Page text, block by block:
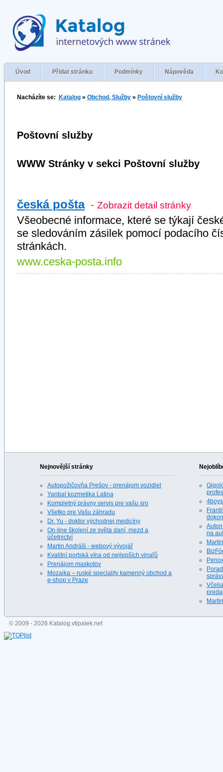
Úvod Přidat stránku Podmínky Nápověda
Nacházíte se: Katalog » Obchod, Služby » Poštovní služby
Poštovní služby
WWW Stránky v sekci Poštovní služby
česká pošta - Zobrazit detail stránky
Všeobecné informace, které se týkají
se sledováním zásilek pomocí podacího
stránkách.
www.ceska-posta.info
Nejnovější stránky
Autopožičovňa Prešov - prenájom vozidiel
Yanbal kozmetika Latina
Kompletný právny servis pre vašu sro
Všetko pre Vašu záhradu
Dr. Yu - doktor východnej medicíny
On-line školení ze světa daní, mezd a
účetnictví
Martin Andráši - webový vývojář
Kvalitní portská vína od nejlepších vinařů
Prenájom maskotov
Mozaika – ruské speciality kamenný obchod a
e-shop v Praze
na
© 2009 - 2026 Katalog.vtipalek.net